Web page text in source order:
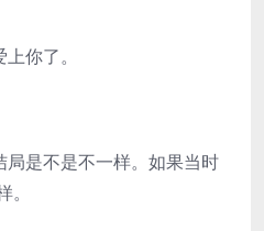
你了。
是不是不一样。如果当时